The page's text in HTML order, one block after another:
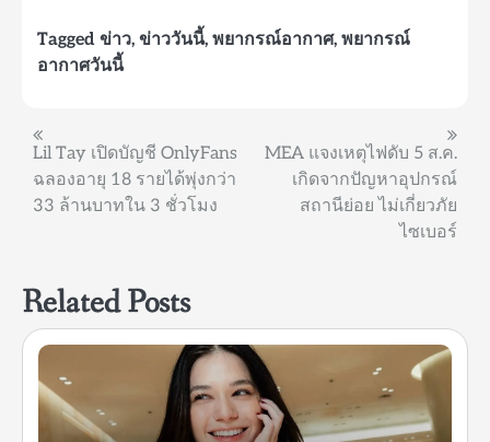
Tagged ข่าว, ข่าววันนี้, พยากรณ์อากาศ, พยากรณ์
อากาศวันนี้
แนะแนว
เรื่อง
Lil Tay เปิดบัญชี OnlyFans
ฉลองอายุ 18 รายได้พุ่งกว่า
33 ล้านบาทใน 3 ชั่วโมง
MEA แจงเหตุไฟดับ 5 ส.ค.
เกิดจากปัญหาอุปกรณ์
สถานีย่อย ไม่เกี่ยวภัย
ไซเบอร์
Related Posts